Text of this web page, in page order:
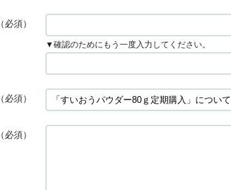
（必須）
▼確認のためにもう一度入力してください。
（必須）
（必須）